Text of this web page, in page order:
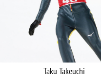
Taku Takeuchi